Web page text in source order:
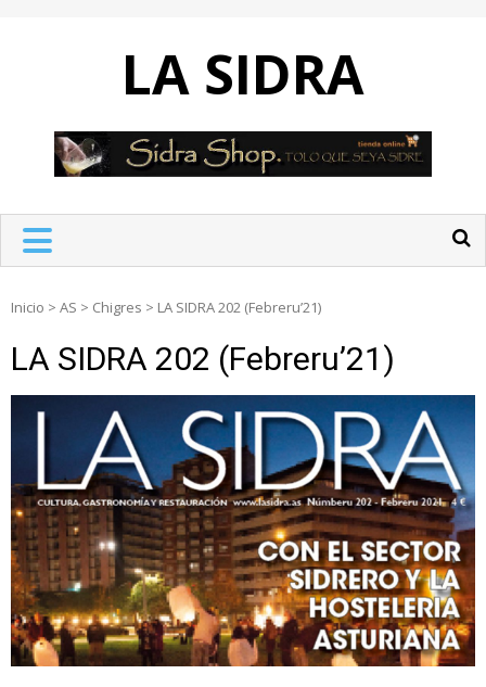
LA SIDRA
Inicio > AS > Chigres > LA SIDRA 202 (Febreru’21)
LA SIDRA 202 (Febreru’21)